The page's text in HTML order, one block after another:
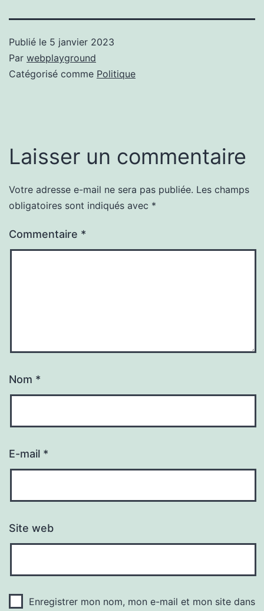
Publié le 5 janvier 2023
Par webplayground
Catégorisé comme Politique
Laisser un commentaire
Votre adresse e-mail ne sera pas publiée. Les champs
obligatoires sont indiqués avec *
Commentaire *
Nom *
E-mail *
Site web
Enregistrer mon nom, mon e-mail et mon site dans